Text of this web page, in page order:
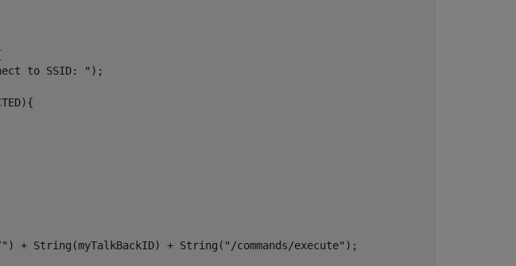
to SSID: ");
+ String(myTalkBackID) + String("/commands/execute");